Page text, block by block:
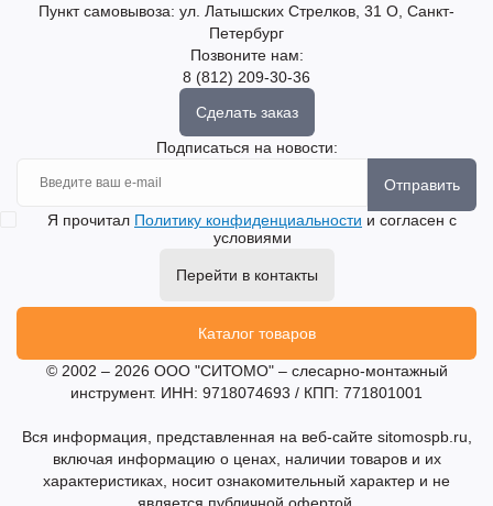
Пункт самовывоза: ул. Латышских Стрелков, 31 О, Санкт-
Петербург
Позвоните нам:
8 (812) 209-30-36
Сделать заказ
Подписаться на новости:
Отправить
Я прочитал Политику конфиденциальности и согласен с
условиями
Перейти в контакты
Каталог товаров
© 2002 – 2026 ООО "СИТОМО" – слесарно-монтажный
инструмент. ИНН: 9718074693 / КПП: 771801001
Вся информация, представленная на веб-сайте sitomospb.ru,
включая информацию о ценах, наличии товаров и их
характеристиках, носит ознакомительный характер и не